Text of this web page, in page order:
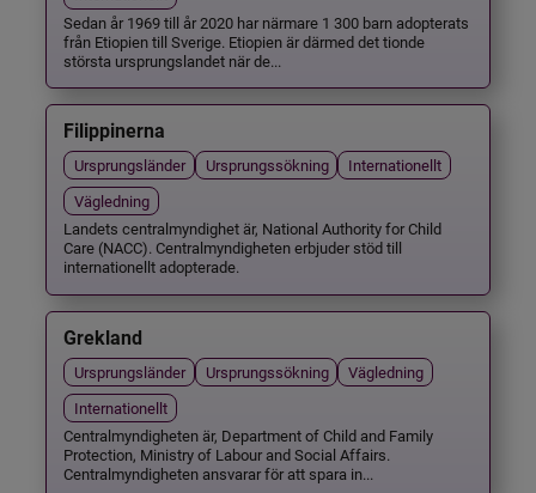
Sedan år 1969 till år 2020 har närmare 1 300 barn adopterats
från Etiopien till Sverige. Etiopien är därmed det tionde
största ursprungslandet när de...
Filippinerna
Ursprungsländer Ursprungssökning
Internationellt
Vägledning
Landets centralmyndighet är, National Authority for Child
Care (NACC). Centralmyndigheten erbjuder stöd till
internationellt adopterade.
Grekland
Ursprungsländer Ursprungssökning
Vägledning
Internationellt
Centralmyndigheten är, Department of Child and Family
Protection, Ministry of Labour and Social Affairs.
Centralmyndigheten ansvarar för att spara in...